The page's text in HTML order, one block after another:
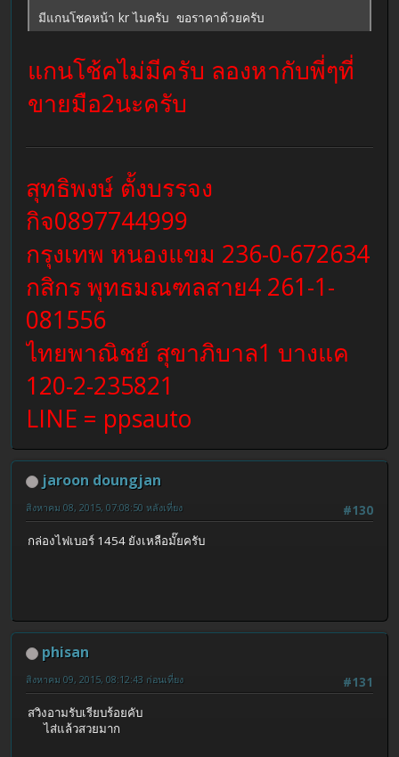
มีแกนโชคหน้า kr ไมครับ ขอราคาด้วยครับ
แกนโช้คไม่มีครับ ลองหากับพี่ๆที่
ขายมือ2นะครับ
สุทธิพงษ์ ตั้งบรรจง
กิจ0897744999
กรุงเทพ หนองแขม 236-0-672634
กสิกร พุทธมณฑลสาย4 261-1-
081556
ไทยพาณิชย์ สุขาภิบาล1 บางแค
120-2-235821
LINE = ppsauto
jaroon doungjan
#130
สิงหาคม 08, 2015, 07:08:50 หลังเที่ยง
กล่องไฟเบอร์ 1454 ยังเหลือมั๊ยครับ
phisan
#131
สิงหาคม 09, 2015, 08:12:43 ก่อนเที่ยง
สวิงอามรับเรียบร้อยคับ
ไส่แล้วสวยมาก